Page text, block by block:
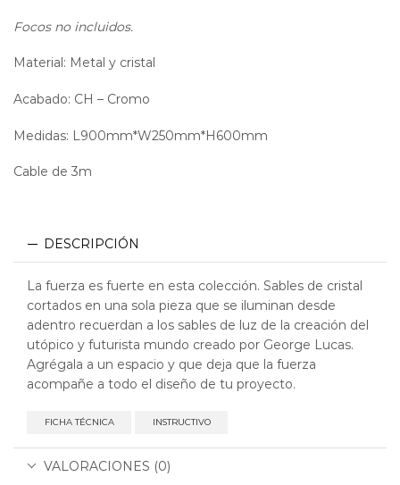
Focos no incluidos.
Material: Metal y cristal
Acabado: CH – Cromo
Medidas: L900mm*W250mm*H600mm
Cable de 3m
DESCRIPCIÓN
La fuerza es fuerte en esta colección. Sables de cristal
cortados en una sola pieza que se iluminan desde
adentro recuerdan a los sables de luz de la creación del
utópico y futurista mundo creado por George Lucas.
Agrégala a un espacio y que deja que la fuerza
acompañe a todo el diseño de tu proyecto.
FICHA TÉCNICA INSTRUCTIVO
VALORACIONES (0)